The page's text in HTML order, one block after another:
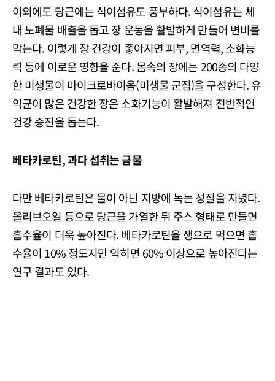
이외에도 당근에는 식이섬유도 풍부하다. 식이섬유는 체
내 노폐물 배출을 돕고 장 운동을 활발하게 만들어 변비를
막는다. 이렇게 장 건강이 좋아지면 피부, 면역력, 소화능
력 등에 이로운 영향을 준다. 몸속의 장에는 200종의 다양
한 미생물이 마이크로바이옴(미생물 군집)을 구성한다. 유
익균이 많은 건강한 장은 소화기능이 활발해져 전반적인
건강 증진을 돕는다.
베타카로틴, 과다 섭취는 금물
다만 베타카로틴은 물이 아닌 지방에 녹는 성질을 지녔다.
올리브오일 등으로 당근을 가열한 뒤 주스 형태로 만들면
흡수율이 더욱 높아진다. 베타카로틴을 생으로 먹으면 흡
수율이 10% 정도지만 익히면 60% 이상으로 높아진다는
연구 결과도 있다.